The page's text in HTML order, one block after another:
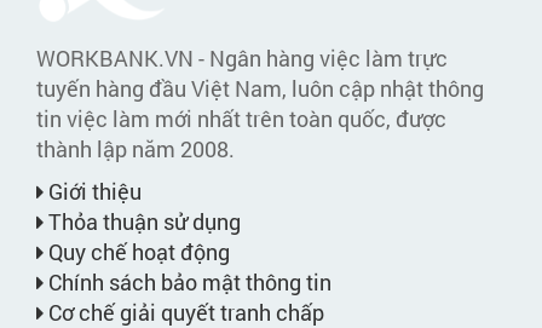
WORKBANK.VN - Ngân hàng việc làm trực
tuyến hàng đầu Việt Nam, luôn cập nhật thông
tin việc làm mới nhất trên toàn quốc, được
thành lập năm 2008.
Giới thiệu
Thỏa thuận sử dụng
Quy chế hoạt động
Chính sách bảo mật thông tin
Cơ chế giải quyết tranh chấp